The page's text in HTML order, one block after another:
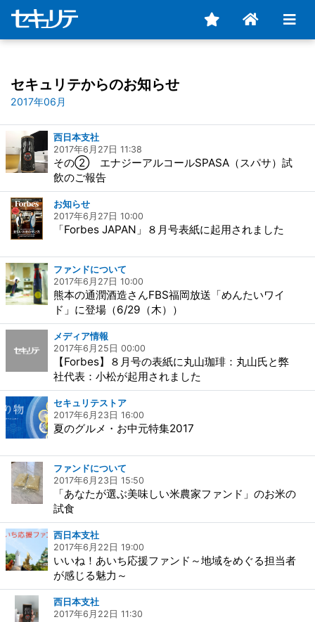
セキュリテからのお知らせ
2017年06月
西日本支社
2017年6月27日 11:38
その② エナジーアルコールSPASA（スパサ）試
飲のご報告
お知らせ
2017年6月27日 10:00
「Forbes JAPAN」８月号表紙に起用されました
ファンドについて
2017年6月27日 10:00
熊本の通潤酒造さんFBS福岡放送「めんたいワイ
ド」に登場（6/29（木））
メディア情報
2017年6月25日 00:00
【Forbes】８月号の表紙に丸山珈琲：丸山氏と弊
社代表：小松が起用されました
セキュリテストア
2017年6月23日 16:00
夏のグルメ・お中元特集2017
ファンドについて
2017年6月23日 15:50
「あなたが選ぶ美味しい米農家ファンド」のお米の
試食
西日本支社
2017年6月22日 19:00
いいね！あいち応援ファンド～地域をめぐる担当者
が感じる魅力～
西日本支社
2017年6月22日 11:30